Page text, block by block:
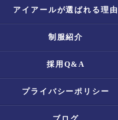
アイアールが選ばれる理由
制服紹介
採用Q&A
プライバシーポリシー